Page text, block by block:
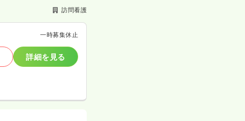
訪問看護
一時募集休止
詳細を見る